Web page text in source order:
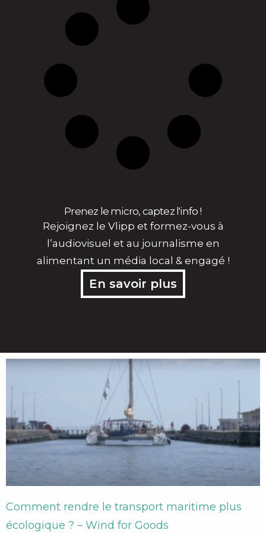
Prenez le micro, captez l'info !
Rejoignez le Vlipp et formez-vous à
l’audiovisuel et au journalisme en
alimentant un média local & engagé !
En savoir plus
Comment rendre le transport maritime plus
écologique ? – Wind for Goods